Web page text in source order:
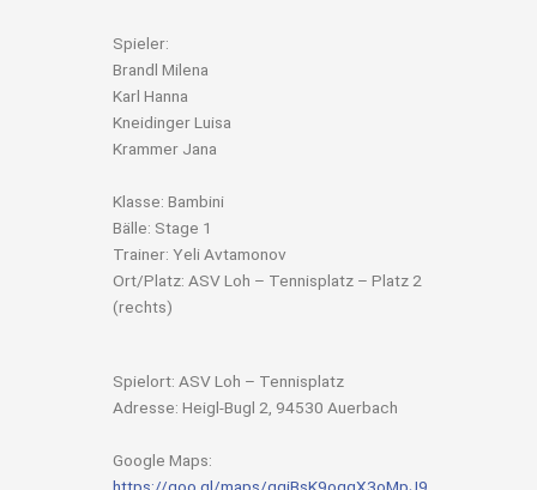
Spieler:
Brandl Milena
Karl Hanna
Kneidinger Luisa
Krammer Jana
Klasse: Bambini
Bälle: Stage 1
Trainer: Yeli Avtamonov
Ort/Platz: ASV Loh – Tennisplatz – Platz 2
(rechts)
Spielort: ASV Loh – Tennisplatz
Adresse: Heigl-Bugl 2, 94530 Auerbach
Google Maps: